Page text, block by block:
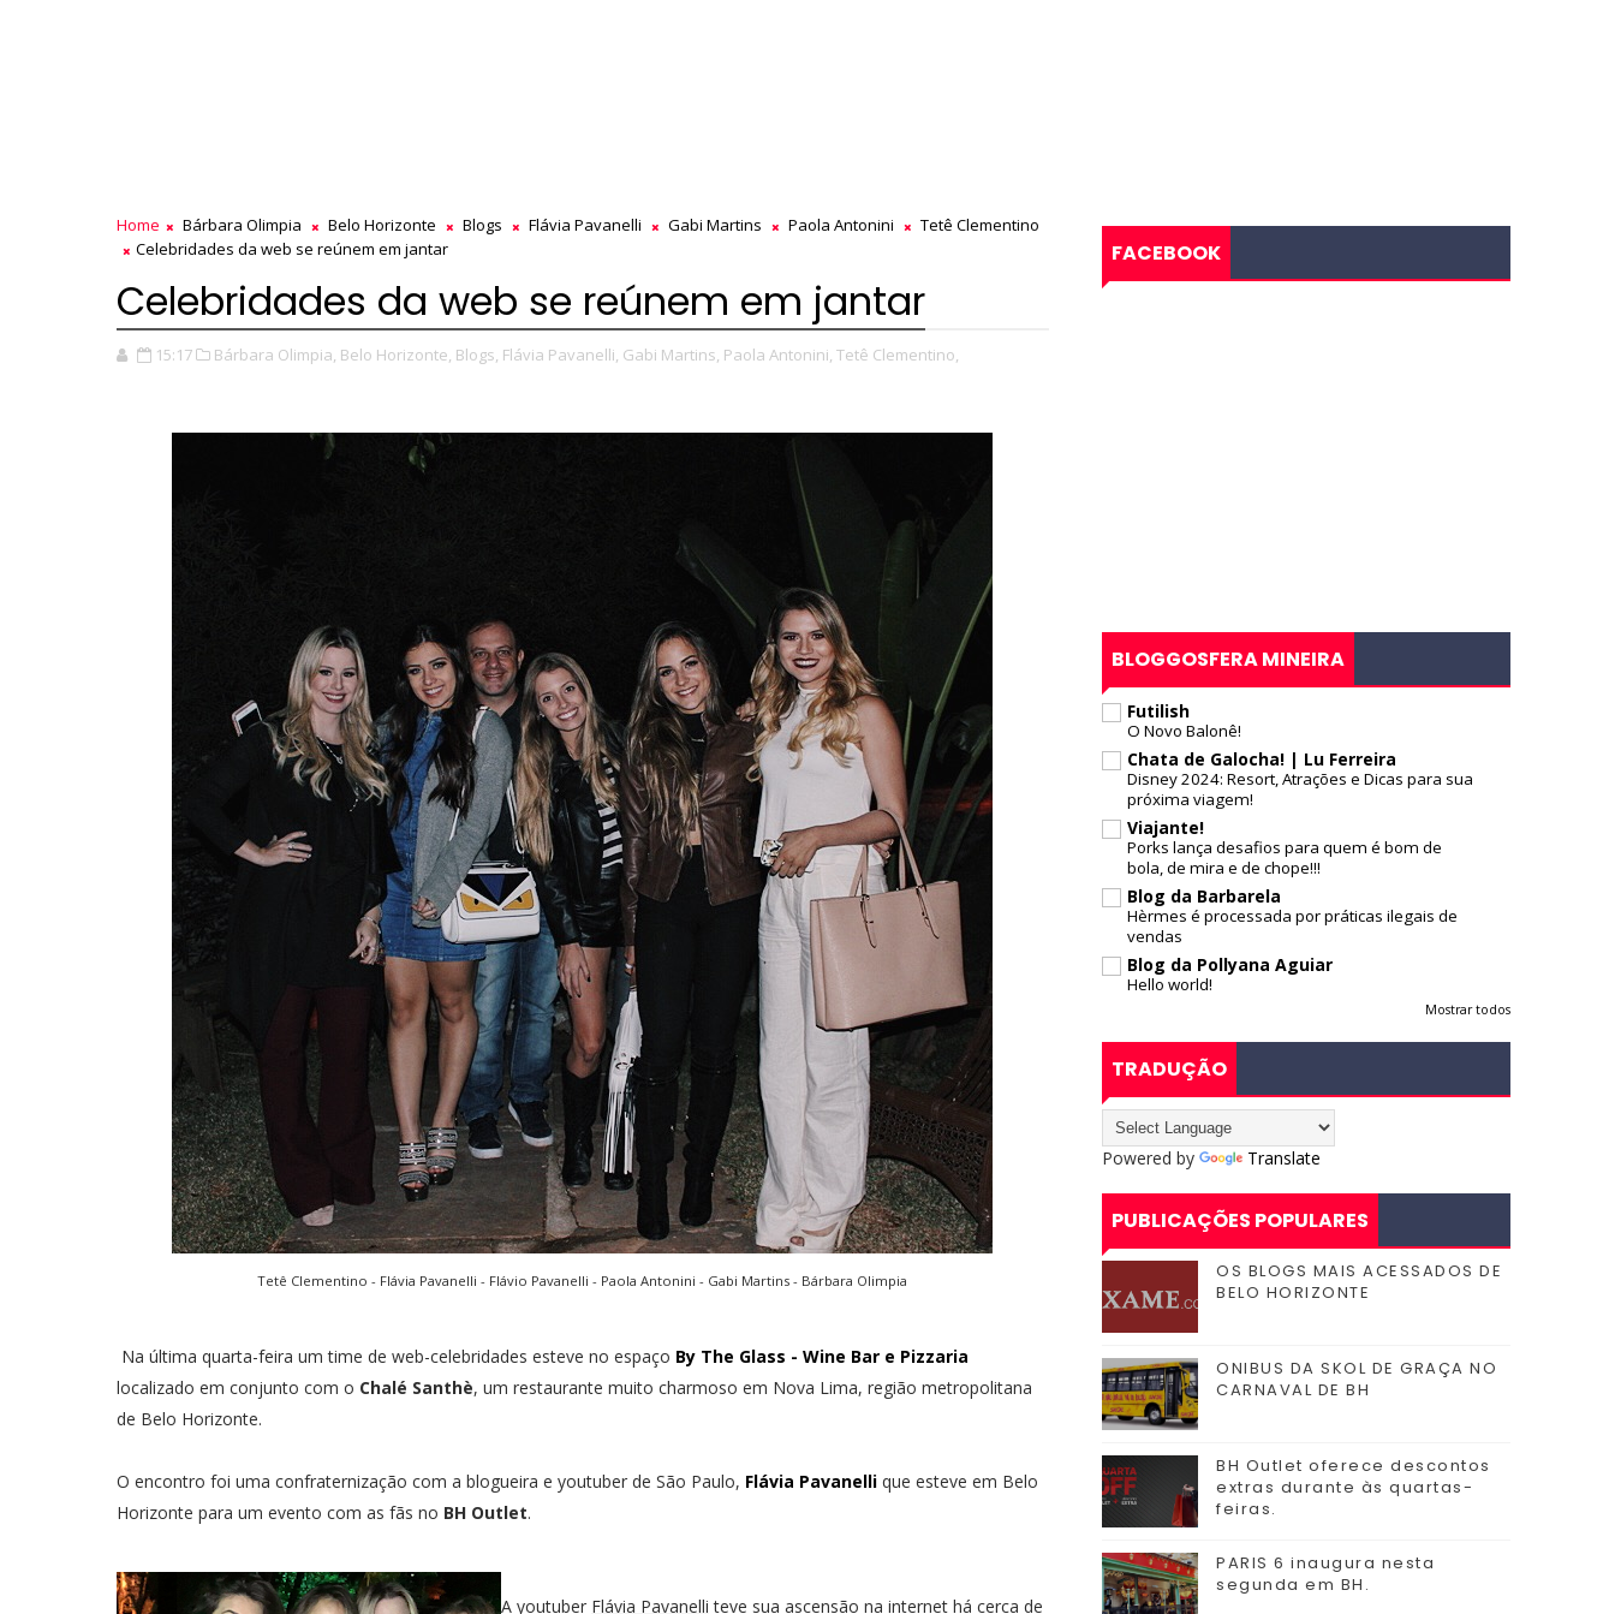
Home Bárbara Olimpia Belo Horizonte Blogs Flávia Pavanelli Gabi Martins Paola Antonini
Tetê Clementino
Celebridades da web se reúnem em jantar
Celebridades da web se reúnem em jantar
15:17 Bárbara Olimpia, Belo Horizonte, Blogs, Flávia Pavanelli, Gabi Martins, Paola Antonini, Tetê Clementino,
Tetê Clementino - Flávia Pavanelli - Flávio Pavanelli - Paola Antonini - Gabi Martins - Bárbara Olimpia
Na última quarta-feira um time de web-celebridades esteve no espaço By The Glass - Wine Bar e Pizzaria
localizado em conjunto com o Chalé Santhè, um restaurante muito charmoso em Nova Lima, região metropolitana
de Belo Horizonte.
O encontro foi uma confraternização com a blogueira e youtuber de São Paulo, Flávia Pavanelli que esteve em Belo
Horizonte para um evento com as fãs no BH Outlet.
A youtuber Flávia Pavanelli teve sua ascensão na internet há cerca de
FACEBOOK
BLOGGOSFERA MINEIRA
Futilish
O Novo Balonê!
Chata de Galocha! | Lu Ferreira
Disney 2024: Resort, Atrações e Dicas para sua
próxima viagem!
Viajante!
Porks lança desafios para quem é bom de
bola, de mira e de chope!!!
Blog da Barbarela
Hèrmes é processada por práticas ilegais de
vendas
Blog da Pollyana Aguiar
Hello world!
Mostrar todos
TRADUÇÃO
Powered by Translate
PUBLICAÇÕES POPULARES
OS BLOGS MAIS ACESSADOS DE
BELO HORIZONTE
ONIBUS DA SKOL DE GRAÇA NO
CARNAVAL DE BH
BH Outlet oferece descontos
extras durante às quartas-
feiras.
PARIS 6 inaugura nesta
segunda em BH.